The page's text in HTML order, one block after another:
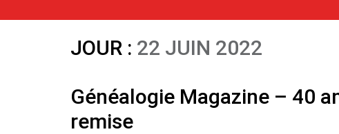
JOUR : 22 JUIN 2022
Généalogie Magazine – 40
remise